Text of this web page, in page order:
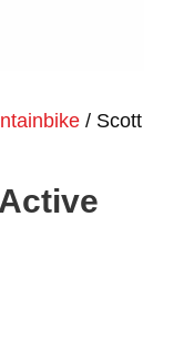
/ Scott